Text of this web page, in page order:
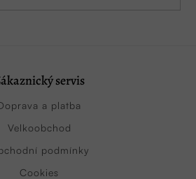
servis
a platba
Velkoobchod
podmínky
Cookies